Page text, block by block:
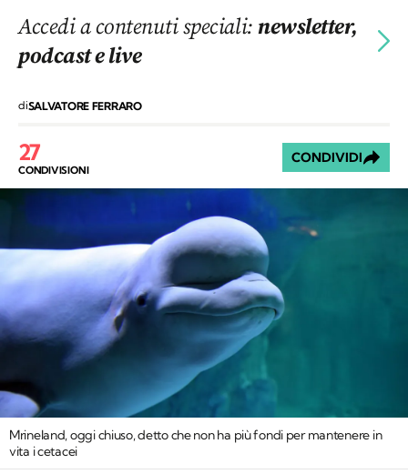
Accedi a contenuti speciali:newsletter,
podcast e live
diSALVATORE FERRARO
27
CONDIVISIONI
CONDIVIDI
Mrineland, oggi chiuso, detto che non ha più fondi per mantenere in
vita i cetacei